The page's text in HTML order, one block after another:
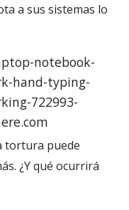
a sus sistemas lo
tortura puede
¿Y qué ocurrirá